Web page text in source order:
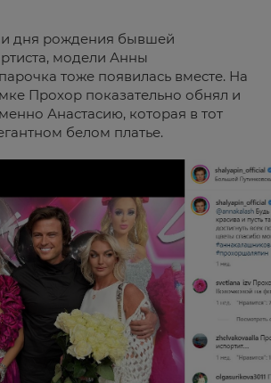
дня рождения бывшей
модели Анны
тоже появилась вместе. На
Прохор показательно обнял и
Анастасию, которая в тот
белом платье.